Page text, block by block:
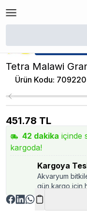
/
★ Atakan
Tetra Malawi
Ürün Kodu: 709220
451.78 TL
42 dakika içinde
kargoda!
Kargoya
Akvaryum
gün kargo için